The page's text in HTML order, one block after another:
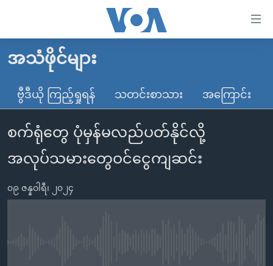
လွယ်ကူ
သည့်
များ
ပင်မ
သို့
မူလစာမျက်နှာ
မြန်မာ
ကမ္ဘာ့သတင်းများ
နိုင်ငံတကာ
အမေရိကန်
အစ္စရေး-ပါလက်စတိုင်း
ဗွီဒီယို
သတင်းလွတ်လပ်ခွင့်
ရပ်ဝန်းတခု လမ်းတခု အလွန်
အင်္ဂလိပ်စာလေ့လာမယ်
အသံဖိုင်များ
ဗွီဒီယို ကြည့်ရှုရန် သတင်းစာသား အကြောင်း
စက်ရုံတွေ ပုံမှန်မလည်ပတ်နိုင်လို့
အလုပ်သမားတွေဝင်ငွေကျဆင်း
၀၉ ဇန္နဝါရီ၊ ၂၀၂၄